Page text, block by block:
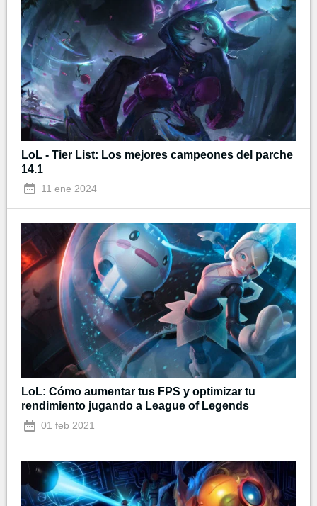
LoL - Tier List: Los mejores campeones del parche
14.1
11 ene 2024
LoL: Cómo aumentar tus FPS y optimizar tu
rendimiento jugando a League of Legends
01 feb 2021